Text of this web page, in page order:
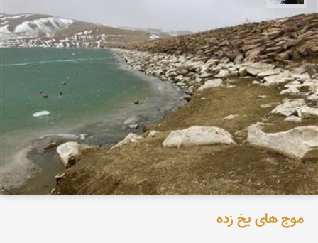
موج های یخ زده